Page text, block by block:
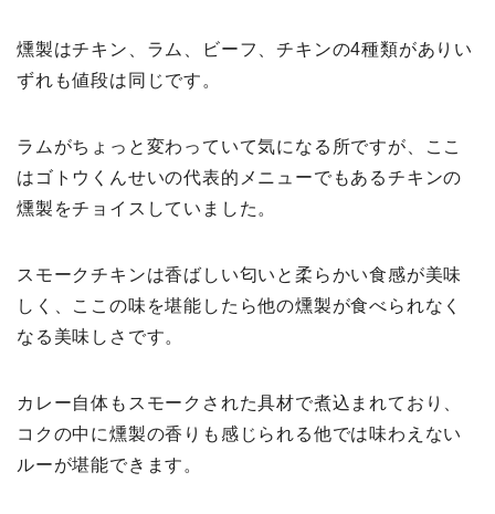
燻製はチキン、ラム、ビーフ、チキンの4種類がありい
ずれも値段は同じです。
ラムがちょっと変わっていて気になる所ですが、ここ
はゴトウくんせいの代表的メニューでもあるチキンの
燻製をチョイスしていました。
スモークチキンは香ばしい匂いと柔らかい食感が美味
しく、ここの味を堪能したら他の燻製が食べられなく
なる美味しさです。
カレー自体もスモークされた具材で煮込まれており、
コクの中に燻製の香りも感じられる他では味わえない
ルーが堪能できます。